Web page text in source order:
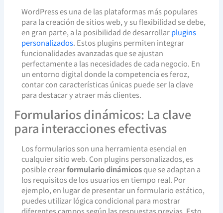
WordPress es una de las plataformas más populares
para la creación de sitios web, y su flexibilidad se debe,
en gran parte, a la posibilidad de desarrollarplugins
personalizados. Estos plugins permiten integrar
funcionalidades avanzadas que se ajustan
perfectamente a las necesidades de cada negocio. En
un entorno digital donde la competencia es feroz,
contar con características únicas puede ser la clave
para destacar y atraer más clientes.
Formularios dinámicos: La clave
para interacciones efectivas
Los formularios son una herramienta esencial en
cualquier sitio web. Con plugins personalizados, es
posible crearformulario dinámicosque se adaptan a
los requisitos de los usuarios en tiempo real. Por
ejemplo, en lugar de presentar un formulario estático,
puedes utilizar lógica condicional para mostrar
diferentes campos según las respuestas previas. Esto